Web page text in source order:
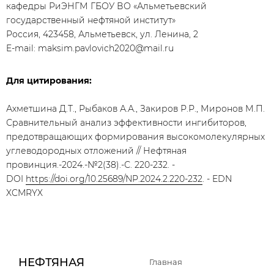
кафедры РиЭНГМ ГБОУ ВО «Альметьевский
государственный нефтяной институт»
Россия, 423458, Альметьевск, ул. Ленина, 2
E-mail: maksim.pavlovich2020@mail.ru
Для цитирования:
Ахметшина Д.Т., Рыбаков А.А., Закиров Р.Р., Миронов М.П.
Сравнительный анализ эффективности ингибиторов,
предотвращающих формирования высокомолекулярных
углеводородных отложений // Нефтяная
провинция.-2024.-№2(38).-С. 220-232. -
DOI https://doi.org/10.25689/NP.2024.2.220-232. - EDN
XCMRYX
НЕФТЯНАЯ
Главная